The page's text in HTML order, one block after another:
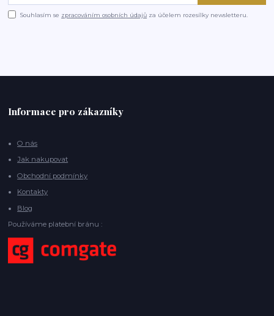
Souhlasím se zpracováním osobních údajů za účelem rozesílky newsletteru.
Informace pro zákazníky
O nás
Jak nakupovat
Obchodní podmínky
Kontakty
Blog
Používáme platební bránu :